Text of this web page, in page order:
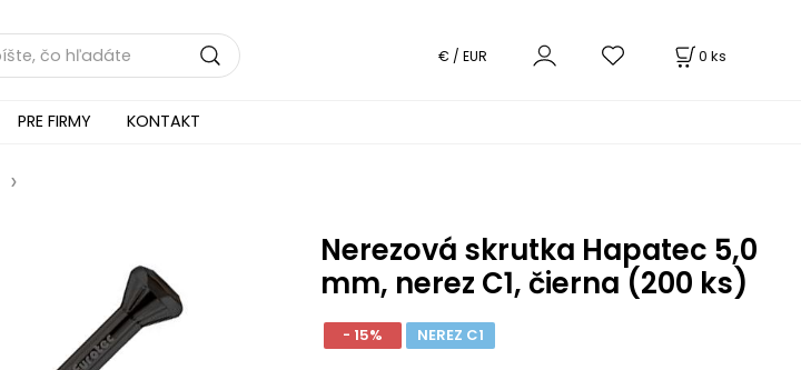
0 ks
€ / EUR
PRE FIRMY KONTAKT
Nerezová skrutka Hapatec 5,0
mm, nerez C1, čierna (200 ks)
- 15% NEREZ C1